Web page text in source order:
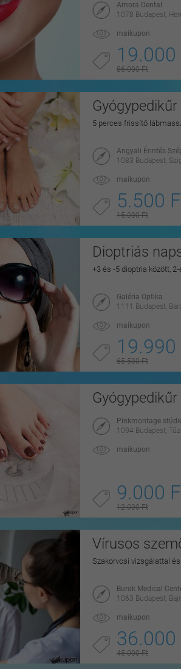
Amora Dental
1078 Budapest,
maikupon
19.000
86.000 Ft
5 perces frissítő
Angyali Érintés
1083 Budapest,
maikupon
5.500
15.000 Ft
Dioptriás
+3 és -5 dioptria között,
Galéria Optika
1111 Budapest,
maikupon
19.990
65.500 Ft
Pinkmontage
1094 Budapest,
maikupon
9.000
12.000 Ft
Vírusos
Szakorvosi vizsgálattal
Burok Medical
1063 Budapest,
maikupon
36.000
45.000 Ft